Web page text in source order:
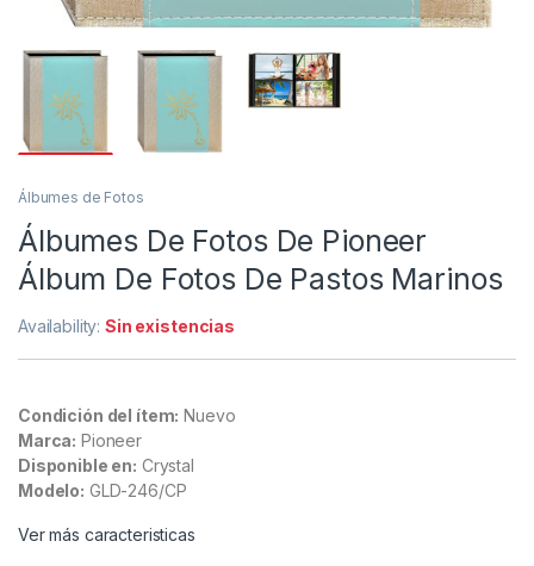
Álbumes de Fotos
Álbumes De Fotos De Pioneer
Álbum De Fotos De Pastos Marinos
Availability:Sin existencias
Condición del ítem: Nuevo
Marca: Pioneer
Disponible en: Crystal
Modelo: GLD-246/CP
Ver más caracteristicas